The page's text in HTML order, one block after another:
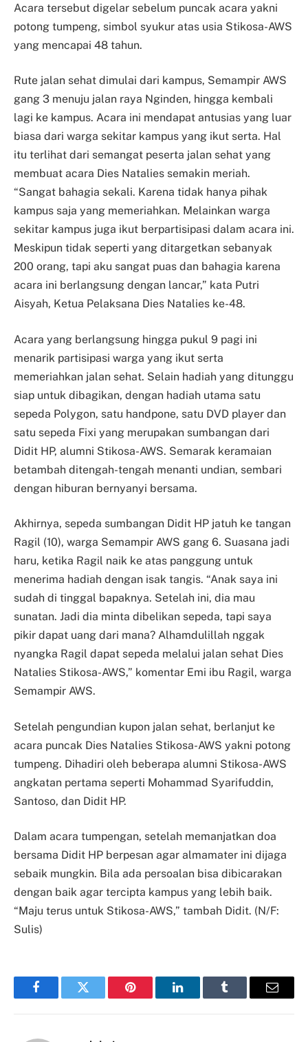
Acara tersebut digelar sebelum puncak acara yakni
potong tumpeng, simbol syukur atas usia Stikosa-AWS
yang mencapai 48 tahun.
Rute jalan sehat dimulai dari kampus, Semampir AWS
gang 3 menuju jalan raya Nginden, hingga kembali
lagi ke kampus. Acara ini mendapat antusias yang luar
biasa dari warga sekitar kampus yang ikut serta. Hal
itu terlihat dari semangat peserta jalan sehat yang
membuat acara Dies Natalies semakin meriah.
“Sangat bahagia sekali. Karena tidak hanya pihak
kampus saja yang memeriahkan. Melainkan warga
sekitar kampus juga ikut berpartisipasi dalam acara ini.
Meskipun tidak seperti yang ditargetkan sebanyak
200 orang, tapi aku sangat puas dan bahagia karena
acara ini berlangsung dengan lancar,” kata Putri
Aisyah, Ketua Pelaksana Dies Natalies ke-48.
Acara yang berlangsung hingga pukul 9 pagi ini
menarik partisipasi warga yang ikut serta
memeriahkan jalan sehat. Selain hadiah yang ditunggu
siap untuk dibagikan, dengan hadiah utama satu
sepeda Polygon, satu handpone, satu DVD player dan
satu sepeda Fixi yang merupakan sumbangan dari
Didit HP, alumni Stikosa-AWS. Semarak keramaian
betambah ditengah-tengah menanti undian, sembari
dengan hiburan bernyanyi bersama.
Akhirnya, sepeda sumbangan Didit HP jatuh ke tangan
Ragil (10), warga Semampir AWS gang 6. Suasana jadi
haru, ketika Ragil naik ke atas panggung untuk
menerima hadiah dengan isak tangis. “Anak saya ini
sudah di tinggal bapaknya. Setelah ini, dia mau
sunatan. Jadi dia minta dibelikan sepeda, tapi saya
pikir dapat uang dari mana? Alhamdulillah nggak
nyangka Ragil dapat sepeda melalui jalan sehat Dies
Natalies Stikosa-AWS,” komentar Emi ibu Ragil, warga
Semampir AWS.
Setelah pengundian kupon jalan sehat, berlanjut ke
acara puncak Dies Natalies Stikosa-AWS yakni potong
tumpeng. Dihadiri oleh beberapa alumni Stikosa-AWS
angkatan pertama seperti Mohammad Syarifuddin,
Santoso, dan Didit HP.
Dalam acara tumpengan, setelah memanjatkan doa
bersama Didit HP berpesan agar almamater ini dijaga
sebaik mungkin. Bila ada persoalan bisa dibicarakan
dengan baik agar tercipta kampus yang lebih baik.
“Maju terus untuk Stikosa-AWS,” tambah Didit. (N/F:
Sulis)
FacebookTwitter Pinterest LinkedInTumblr Email